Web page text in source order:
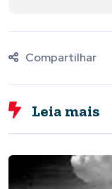
Compartilhar
Leia mais